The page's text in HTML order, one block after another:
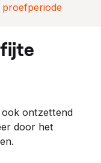
ontzettend
door het